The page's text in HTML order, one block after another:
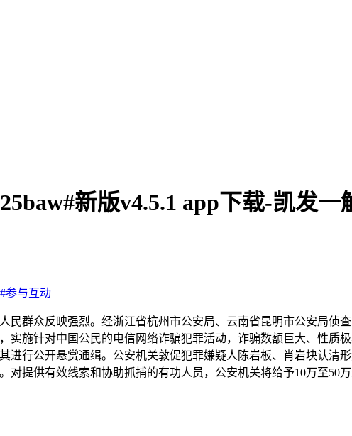
新版v4.5.1 app下载-凯发一
参与互动
群众反映强烈。经浙江省杭州市公安局、云南省昆明市公安局侦
施针对中国公民的电信网络诈骗犯罪活动，诈骗数额巨大、性质
行公开悬赏通缉。公安机关敦促犯罪嫌疑人陈岩板、肖岩块认清
提供有效线索和协助抓捕的有功人员，公安机关将给予10万至50万